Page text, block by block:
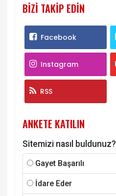
BIZI TAKIP EDIN
Facebook
Instagram
RSS
ANKETE KATILIN
Sitemizi nasıl buldunuz?
Gayet Başarılı
İdare Eder